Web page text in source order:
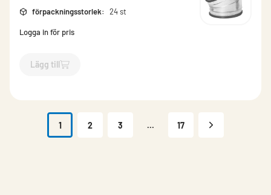
förpackningsstorlek: 24 st
Logga in för pris
Lägg till
`$Lägg till
1 2 3 ... 17